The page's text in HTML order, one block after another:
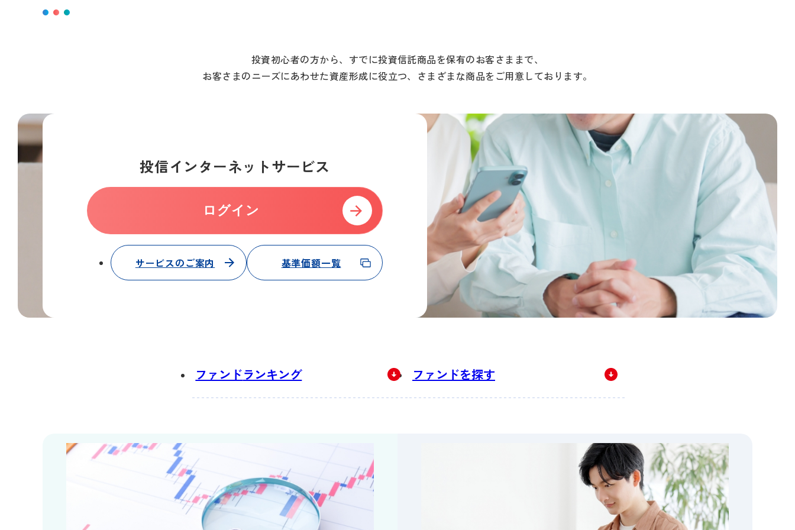
投資初心者の方から、すでに投資信託商品を保有のお客さままで、
お客さまのニーズにあわせた資産形成に役立つ、さまざまな商品をご用意しております。
投信インターネットサービス
ログイン
サービスのご案内 基準価額一覧
ファンドランキング ファンドを探す